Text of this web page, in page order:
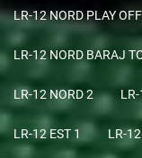
LR-12 NORD PLAY
LR-12 NORD BARAJ
LR-12 NORD 2 LR-
LR-12 EST 1 LR-